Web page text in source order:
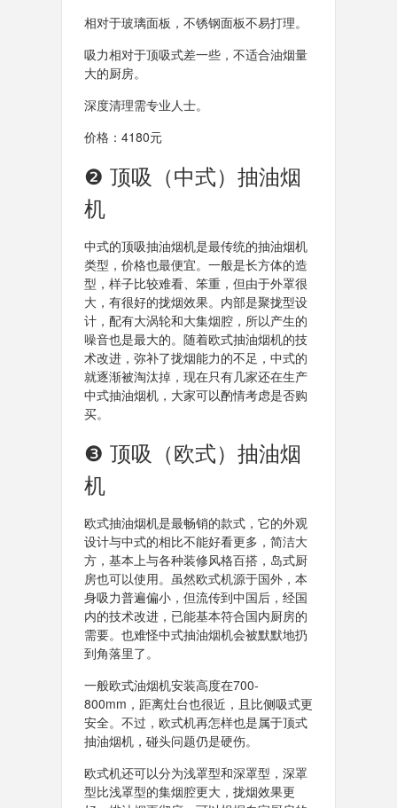
相对于玻璃面板，不锈钢面板不易打理。
吸力相对于顶吸式差一些，不适合油烟量
大的厨房。
深度清理需专业人士。
价格：4180元
❷ 顶吸（中式）抽油烟
机
中式的顶吸抽油烟机是最传统的抽油烟机
类型，价格也最便宜。一般是长方体的造
型，样子比较难看、笨重，但由于外罩很
大，有很好的拢烟效果。内部是聚拢型设
计，配有大涡轮和大集烟腔，所以产生的
噪音也是最大的。随着欧式抽油烟机的技
术改进，弥补了拢烟能力的不足，中式的
就逐渐被淘汰掉，现在只有几家还在生产
中式抽油烟机，大家可以酌情考虑是否购
买。
❸ 顶吸（欧式）抽油烟
机
欧式抽油烟机是最畅销的款式，它的外观
设计与中式的相比不能好看更多，简洁大
方，基本上与各种装修风格百搭，岛式厨
房也可以使用。虽然欧式机源于国外，本
身吸力普遍偏小，但流传到中国后，经国
内的技术改进，已能基本符合国内厨房的
需要。也难怪中式抽油烟机会被默默地扔
到角落里了。
一般欧式油烟机安装高度在700-
800mm，距离灶台也很近，且比侧吸式更
安全。不过，欧式机再怎样也是属于顶式
抽油烟机，碰头问题仍是硬伤。
欧式机还可以分为浅罩型和深罩型，深罩
型比浅罩型的集烟腔更大，拢烟效果更